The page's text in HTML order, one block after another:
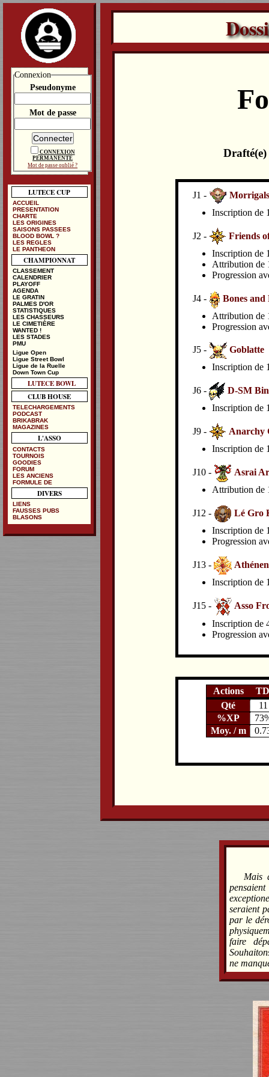
J1 -
Morrigals
Inscription de
J2 -
Friends
Inscription de
Attribution de
Progression
J4 -
Bones and
Attribution de
Progression
J5 -
Goblatte
Inscription de
J6 -
D-SM
Inscription de
J9 -
Anarchy
Inscription de
J10 -
Asrai
Attribution de
J12 -
Lé Gro
Inscription de
Progression
J13 -
Inscription de
J15 -
Asso
Inscription de
Progression
Actions
Qté
11
%XP
Moy. / m
Mais
seraient
par le
faire
ne
Connexion
Pseudonyme
Mot de passe
CONNEXION
PERMANENTE
Mot de passe oublié ?
LUTECE CUP
ACCUEIL
PRESENTATION
CHARTE
LES ORIGINES
SAISONS PASSEES
BLOOD BOWL ?
LES REGLES
LE PANTHEON
CHAMPIONNAT
CLASSEMENT
CALENDRIER
PLAYOFF
AGENDA
LE GRATIN
PALMES D'OR
STATISTIQUES
LES CHASSEURS
LE CIMETIÈRE
WANTED !
LES STADES
PMU
Ligue Open
Ligue Street Bowl
Ligue de la Ruelle
Down Town Cup
LUTECE BOWL
CLUB HOUSE
TELECHARGEMENTS
PODCAST
BRIKABRAK
MAGAZINES
L'ASSO
CONTACTS
TOURNOIS
GOODIES
FORUM
LES ANCIENS
FORMULE DE
DIVERS
LIENS
FAUSSES PUBS
BLASONS